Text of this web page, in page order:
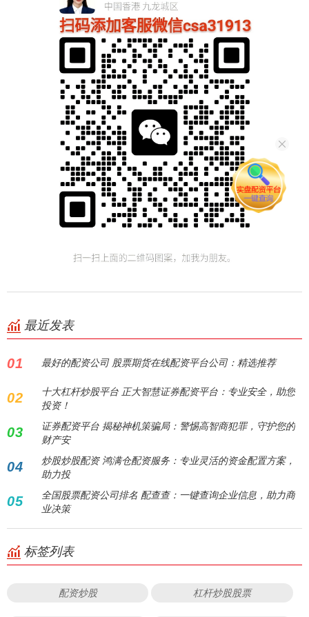
最近发表
01 最好的配资公司 股票期货在线配资平台公司：精选推荐
02
十大杠杆炒股平台 正大智慧证券配资平台：专业安全，助您
投资！
03
证券配资平台 揭秘神机策骗局：警惕高智商犯罪，守护您的
财产安
04
炒股炒股配资 鸿满仓配资服务：专业灵活的资金配置方案，
助力投
05
全国股票配资公司排名 配查查：一键查询企业信息，助力商
业决策
标签列表
配资炒股 杠杆炒股股票